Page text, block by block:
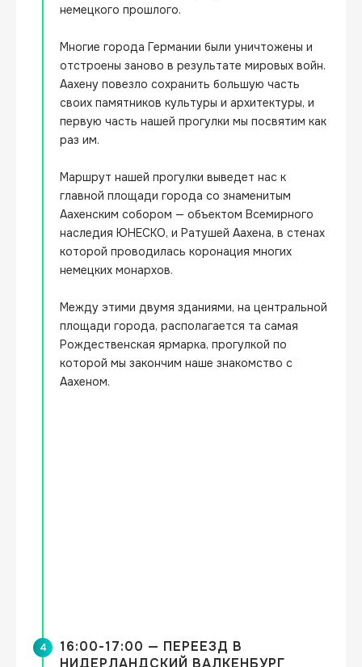
немецкого прошлого.
Многие города Германии были уничтожены и
отстроены заново в результате мировых войн.
Аахену повезло сохранить большую часть
своих памятников культуры и архитектуры, и
первую часть нашей прогулки мы посвятим как
раз им.
Маршрут нашей прогулки выведет нас к
главной площади города со знаменитым
Аахенским собором — объектом Всемирного
наследия ЮНЕСКО, и Ратушей Аахена, в стенах
которой проводилась коронация многих
немецких монархов.
Между этими двумя зданиями, на центральной
площади города, располагается та самая
Рождественская ярмарка, прогулкой по
которой мы закончим наше знакомство с
Аахеном.
4
16:00-17:00 — ПЕРЕЕЗД В
НИДЕРЛАНДСКИЙ ВАЛКЕНБУРГ